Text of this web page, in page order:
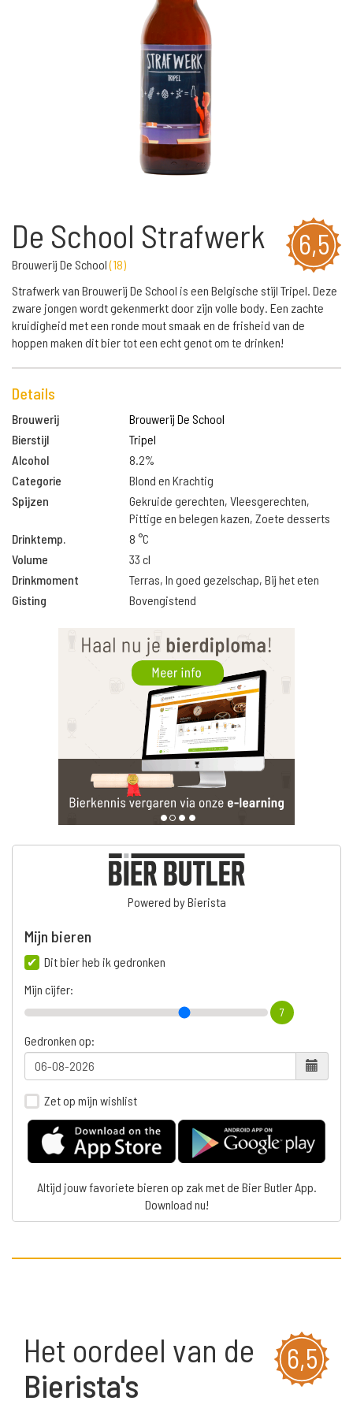
6,5
De School Strafwerk
Brouwerij De School(18)
Strafwerk van Brouwerij De School is een Belgische stijl Tripel. Deze
zware jongen wordt gekenmerkt door zijn volle body. Een zachte
kruidigheid met een ronde mout smaak en de frisheid van de
hoppen maken dit bier tot een echt genot om te drinken!
Details
Brouwerij
Brouwerij De School
Bierstijl
Tripel
Alcohol
8.2%
Categorie
Blond en Krachtig
Spijzen
Gekruide gerechten, Vleesgerechten,
Pittige en belegen kazen, Zoete desserts
Drinktemp.
8 °C
Volume
33 cl
Drinkmoment
Terras, In goed gezelschap, Bij het eten
Gisting
Bovengistend
Powered by Bierista
Mijn bieren
Dit bier heb ik gedronken
Mijn cijfer:
7
Gedronken op:
Zet op mijn wishlist
Altijd jouw favoriete bieren op zak met de Bier Butler App.
Download nu!
6,5
Het oordeel van de
Bierista's